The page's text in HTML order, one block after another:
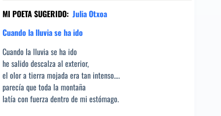
MI POETA SUGERIDO: Julia Otxoa
Cuando la lluvia se ha ido
Cuando la lluvia se ha ido
he salido descalza al exterior,
el olor a tierra mojada era tan intenso….
parecía que toda la montaña
latía con fuerza dentro de mi estómago.